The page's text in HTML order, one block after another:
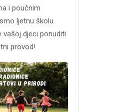
i poučnim
ljetnu školu
djeci ponuditi
provod!